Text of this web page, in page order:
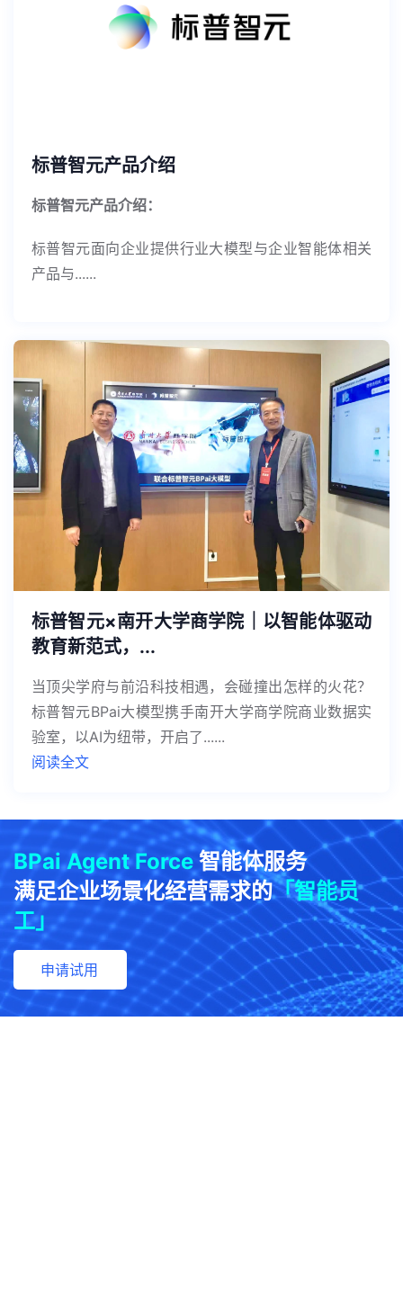
标普智元产品介绍
标普智元产品介绍：
标普智元面向企业提供行业大模型与企业智能体相关
产品与......
标普智元×南开大学商学院｜以智能体驱动
教育新范式，...
当顶尖学府与前沿科技相遇，会碰撞出怎样的火花？
标普智元BPai大模型携手南开大学商学院商业数据实
验室，以AI为纽带，开启了......
阅读全文
BPai Agent Force 智能体服务
满足企业场景化经营需求的「智能员
工」
申请试用